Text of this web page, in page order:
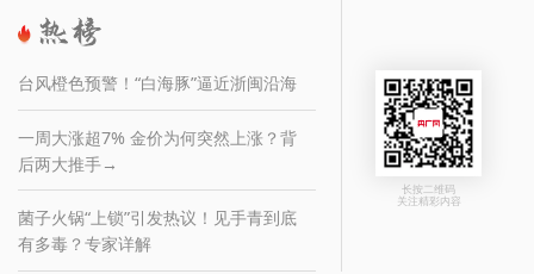
台风橙色预警！“白海豚”逼近浙闽沿海
一周大涨超7% 金价为何突然上涨？背
后两大推手→
菌子火锅“上锁”引发热议！见手青到底
有多毒？专家详解
长按二维码
关注精彩内容